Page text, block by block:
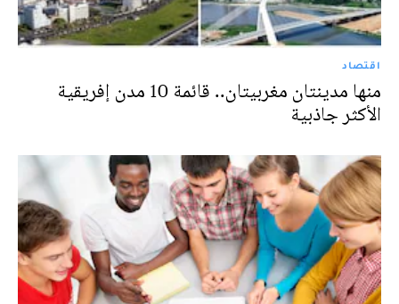
اقتصاد
منها مدينتان مغربيتان.. قائمة 10 مدن إفريقية
الأكثر جاذبية